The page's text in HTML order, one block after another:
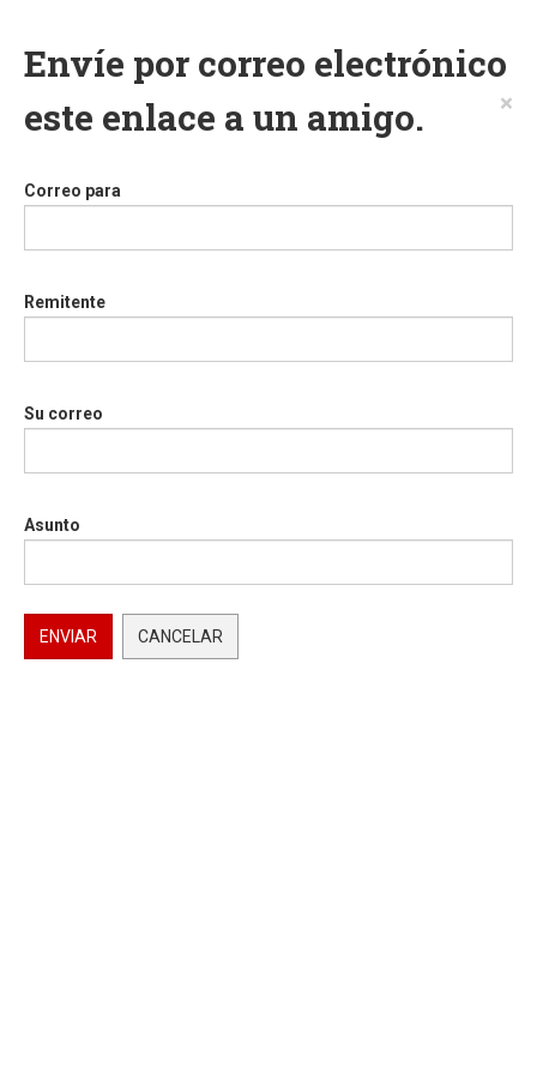
Envíe por correo electrónico
este enlace a un amigo.
×
Correo para
Remitente
Su correo
Asunto
ENVIAR CANCELAR